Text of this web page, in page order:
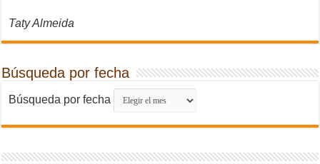
Taty Almeida
Búsqueda por fecha
Búsqueda por fecha